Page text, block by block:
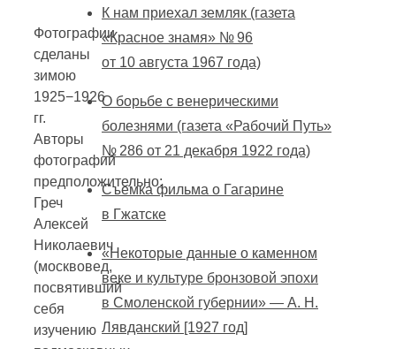
Фотографии
сделаны
зимою
1925−1926
гг.
Авторы
фотографий
предположительно:
Греч
Алексей
Николаевич
(москвовед,
посвятивший
себя
изучению
К нам приехал земляк (газета
«Красное знамя» № 96
от 10 августа 1967 года)
О борьбе с венерическими
болезнями (газета «Рабочий Путь»
№ 286 от 21 декабря 1922 года)
Съемка фильма о Гагарине
в Гжатске
«Некоторые данные о каменном
веке и культуре бронзовой эпохи
в Смоленской губернии» — А. Н.
Лявданский [1927 год]